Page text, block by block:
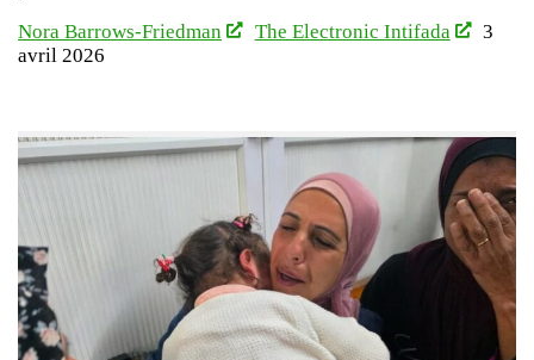
Nora Barrows-Friedman
The Electronic Intifada
3
avril 2026